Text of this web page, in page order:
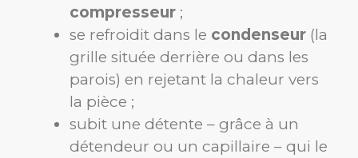
compresseur ;
se refroidit dans le condenseur (la
grille située derrière ou dans les
parois) en rejetant la chaleur vers
la pièce ;
subit une détente – grâce à un
détendeur ou un capillaire – qui le